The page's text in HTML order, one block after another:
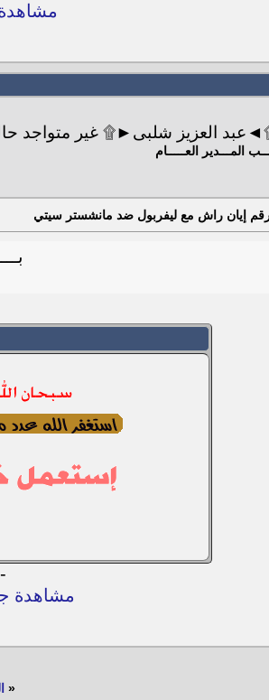
المـــدير العـــــام
إيان راش مع ليفربول ضد مانشستر سيتي
مشاهدة
«